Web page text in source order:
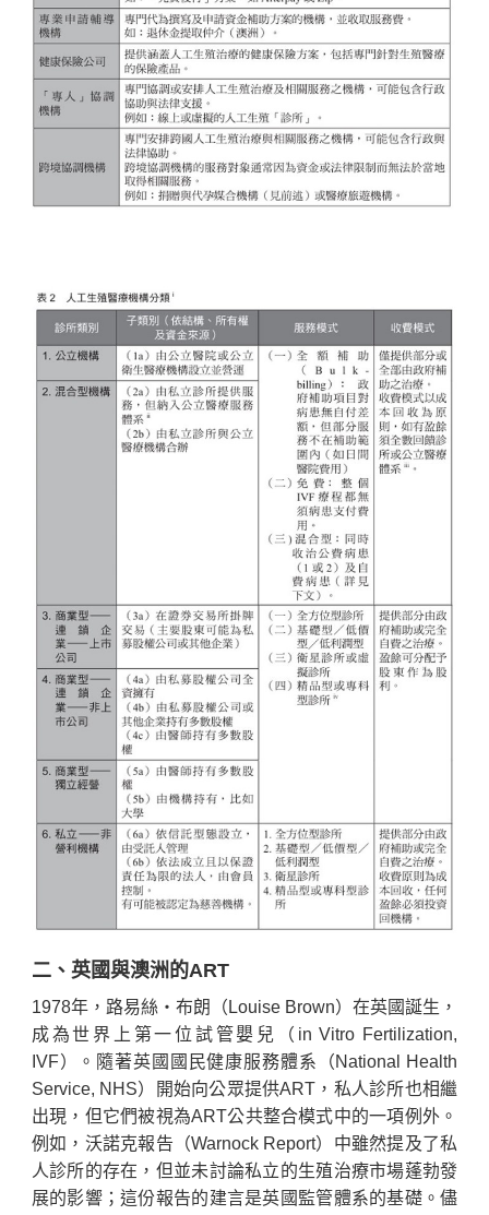
二、英國與澳洲的ART
1978年，路易絲‧布朗（Louise Brown）在英國誕生，
成為世界上第一位試管嬰兒（in Vitro Fertilization,
IVF）。隨著英國國民健康服務體系（National Health
Service, NHS）開始向公眾提供ART，私人診所也相繼
出現，但它們被視為ART公共整合模式中的一項例外。
例如，沃諾克報告（Warnock Report）中雖然提及了私
人診所的存在，但並未討論私立的生殖治療市場蓬勃發
展的影響；這份報告的建言是英國監管體系的基礎。儘